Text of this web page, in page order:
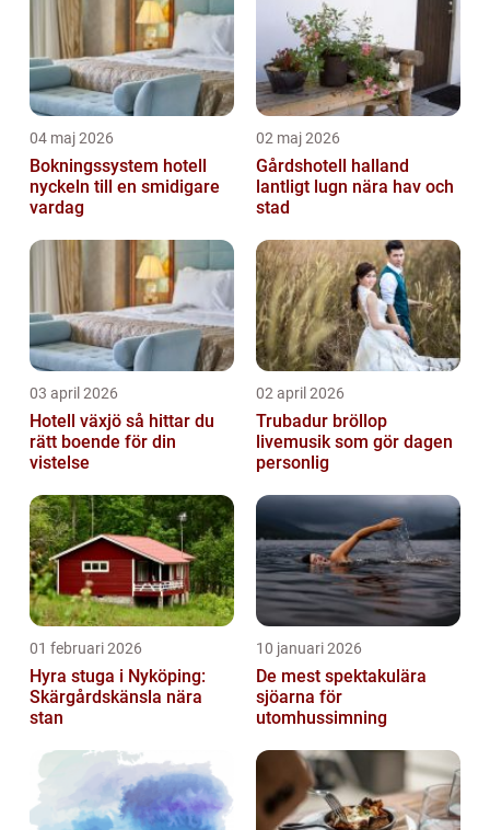
04 maj 2026
Bokningssystem hotell
nyckeln till en smidigare
vardag
02 maj 2026
Gårdshotell halland
lantligt lugn nära hav och
stad
03 april 2026
Hotell växjö så hittar du
rätt boende för din
vistelse
02 april 2026
Trubadur bröllop
livemusik som gör dagen
personlig
01 februari 2026
Hyra stuga i Nyköping:
Skärgårdskänsla nära
stan
10 januari 2026
De mest spektakulära
sjöarna för
utomhussimning